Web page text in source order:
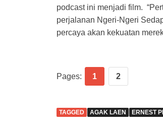
podcast ini menjadi film.
perjalanan Ngeri-Ngeri
percaya akan kekuatan
Pages: 1 2
TAGGED AGAK LAEN ERNEST